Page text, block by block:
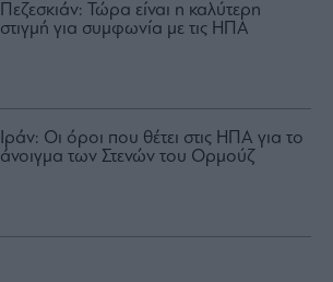
Πεζεσκιάν: Τώρα είναι η καλύτερη
στιγμή για συμφωνία με τις ΗΠΑ
Ιράν: Οι όροι που θέτει στις ΗΠΑ για το
άνοιγμα των Στενών του Ορμούζ